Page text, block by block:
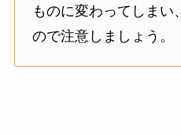
ものに変わってしまい
ので注意しましょう。